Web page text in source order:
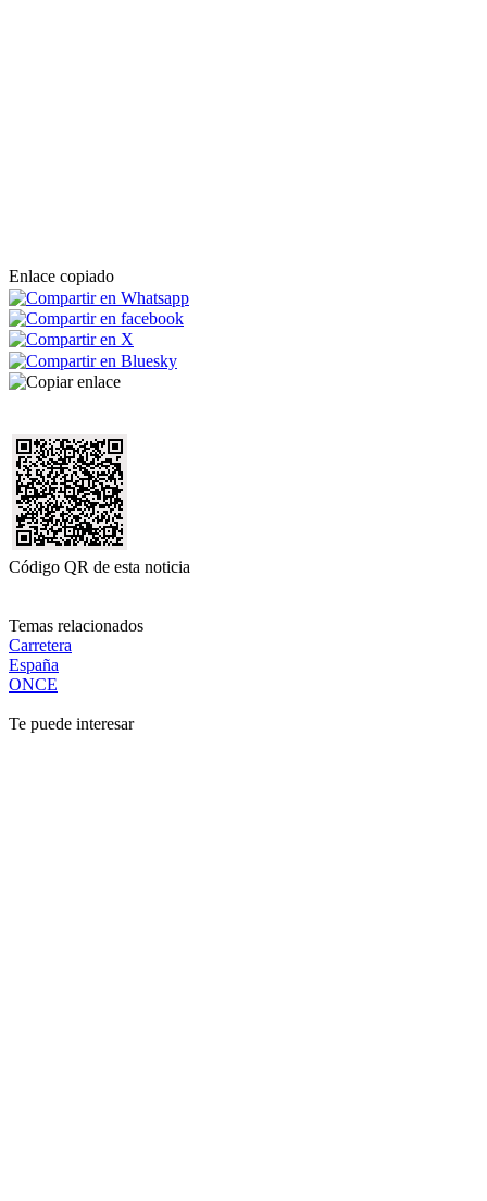
Enlace copiado
Código QR de esta noticia
Temas relacionados
Carretera
España
ONCE
Te puede interesar